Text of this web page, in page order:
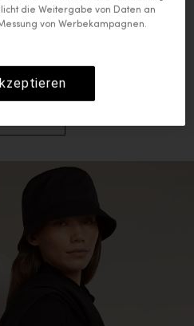
bietet
die Weitergabe von Daten an
von Werbekampagnen.